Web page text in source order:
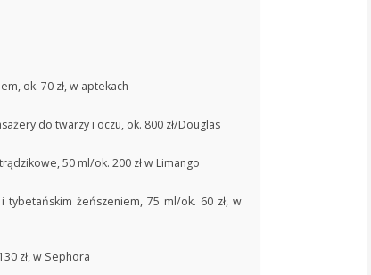
ok. 70 zł, w aptekach
do twarzy i oczu, ok. 800 zł/Douglas
50 ml/ok. 200 zł w Limango
tybetańskim żeńszeniem, 75 ml/ok. 60 zł, w
zł, w Sephora